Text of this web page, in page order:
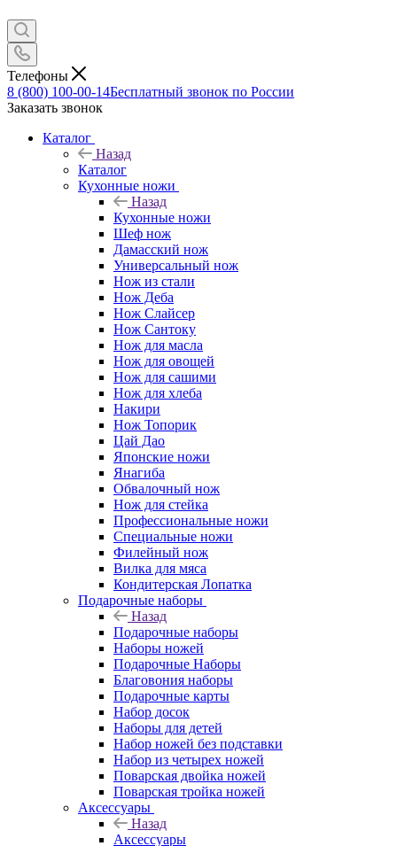
Телефоны
8 (800) 100-00-14Бесплатный звонок по России
Заказать звонок
Каталог
Назад
Каталог
Кухонные ножи
Назад
Кухонные ножи
Шеф нож
Дамасский нож
Универсальный нож
Нож из стали
Нож Деба
Нож Слайсер
Нож Сантоку
Нож для масла
Нож для овощей
Нож для сашими
Нож для хлеба
Накири
Нож Топорик
Цай Дао
Японские ножи
Янагиба
Обвалочный нож
Нож для стейка
Профессиональные ножи
Специальные ножи
Филейный нож
Вилка для мяса
Кондитерская Лопатка
Подарочные наборы
Назад
Подарочные наборы
Наборы ножей
Подарочные Наборы
Благовония наборы
Подарочные карты
Набор досок
Наборы для детей
Набор ножей без подставки
Набор из четырех ножей
Поварская двойка ножей
Поварская тройка ножей
Аксессуары
Назад
Аксессуары